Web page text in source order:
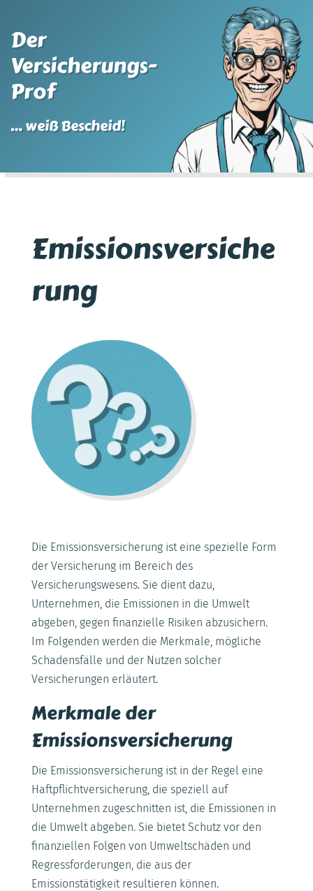
Der
Versicherungs-
Prof
… weiß Bescheid!
Emissionsversiche
rung
Die Emissionsversicherung ist eine spezielle Form
der Versicherung im Bereich des
Versicherungswesens. Sie dient dazu,
Unternehmen, die Emissionen in die Umwelt
abgeben, gegen finanzielle Risiken abzusichern.
Im Folgenden werden die Merkmale, mögliche
Schadensfälle und der Nutzen solcher
Versicherungen erläutert.
Merkmale der
Emissionsversicherung
Die Emissionsversicherung ist in der Regel eine
Haftpflichtversicherung, die speziell auf
Unternehmen zugeschnitten ist, die Emissionen in
die Umwelt abgeben. Sie bietet Schutz vor den
finanziellen Folgen von Umweltschäden und
Regressforderungen, die aus der
Emissionstätigkeit resultieren können.